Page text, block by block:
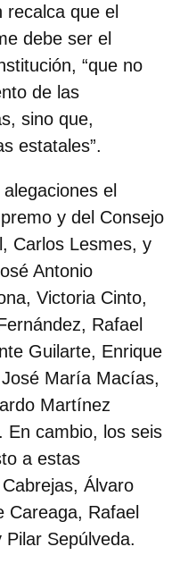
recalca que el
debe ser el
, “que no
de las
sino que,
estatales”.
el
y del Consejo
Carlos Lesmes, y
Antonio
Victoria Cinto,
Rafael
Guilarte, Enrique
María Macías,
Martínez
En cambio, los seis
a estas
Álvaro
Careaga, Rafael
Sepúlveda.